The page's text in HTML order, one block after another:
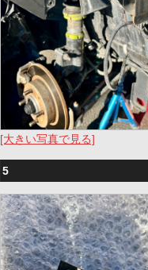
[大きい写真で見る]
5